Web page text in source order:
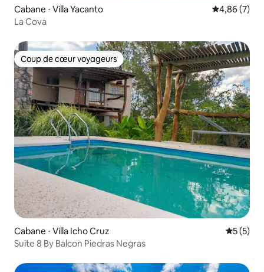
Cabane ⋅ Villa Yacanto Évaluation
4,86 (7)
La Cova
Coup de cœur voyageurs
Coup de cœur voyageurs
Cabane ⋅ Villa Icho Cruz
5 (5)
Suite 8 By Balcon Piedras Negras